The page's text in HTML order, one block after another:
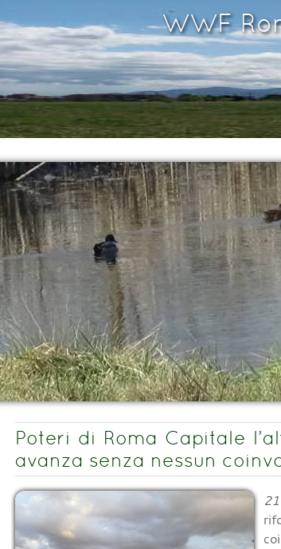
WWF
Poteri di Roma Capitale
avanza senza nessun